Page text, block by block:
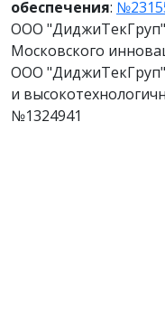
обеспечения:
ООО "ДиджиТекГруп"
Московского
ООО "ДиджиТекГруп"
и
№1324941